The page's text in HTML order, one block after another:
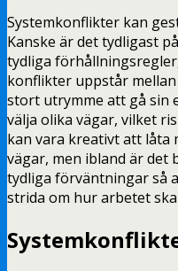
Systemkonflikter kan
Kanske är det tydligast
tydliga
konflikter uppstår
stort utrymme att gå sin
välja olika vägar, vilket
kan vara kreativt att låta
vägar, men ibland är
tydliga förväntningar så
strida om hur arbetet